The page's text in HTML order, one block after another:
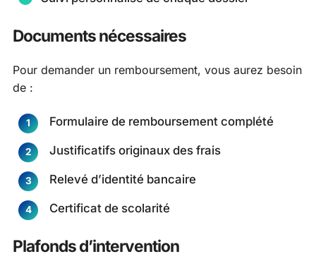
Documents nécessaires
Pour demander un remboursement, vous aurez besoin
de :
Formulaire de remboursement complété
Justificatifs originaux des frais
Relevé d’identité bancaire
Certificat de scolarité
Plafonds d’intervention